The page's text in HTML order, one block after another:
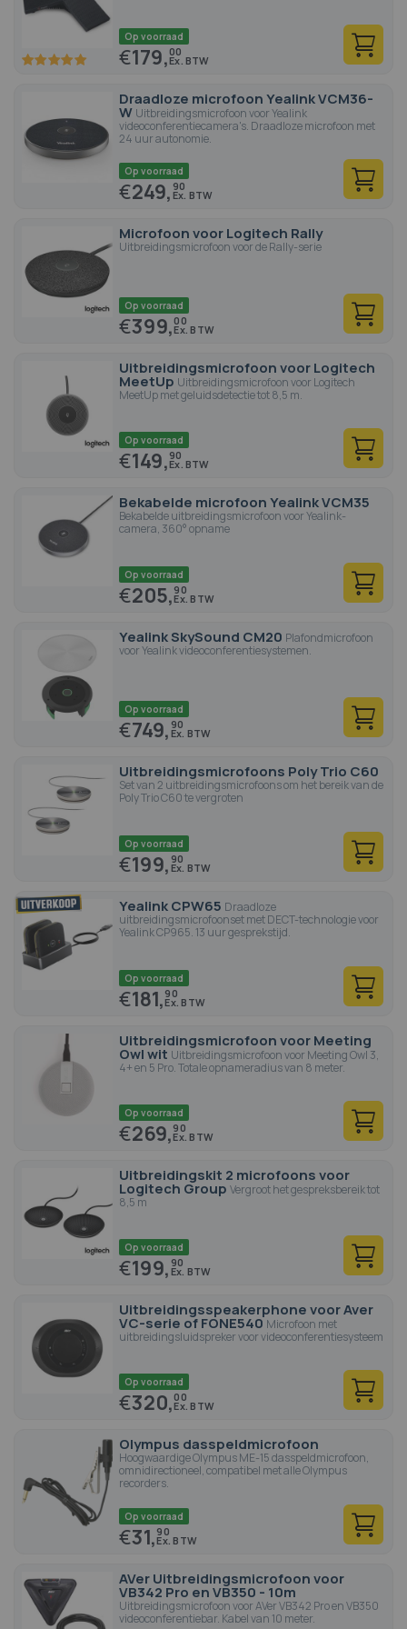
100 100
Op voorraad
€179,00
Draadloze microfoon Yealink VCM36-
W Uitbreidingsmicrofoon voor Yealink
videoconferentiecamera's. Draadloze microfoon met
24 uur autonomie.
Op voorraad
€249, 90
Microfoon voor Logitech Rally
Uitbreidingsmicrofoon voor de Rally-serie
Op voorraad
€399,00
Uitbreidingsmicrofoon voor Logitech
MeetUp Uitbreidingsmicrofoon voor Logitech
MeetUp met geluidsdetectie tot 8,5 m.
Op voorraad
€149,90
Bekabelde microfoon Yealink VCM35
Bekabelde uitbreidingsmicrofoon voor Yealink-
camera, 360° opname
Op voorraad
€205,90
Yealink SkySound CM20 Plafondmicrofoon
voor Yealink videoconferentiesystemen.
Op voorraad
€749, 90
Uitbreidingsmicrofoons Poly Trio C60
Set van 2 uitbreidingsmicrofoons om het bereik van de
Poly Trio C60 te vergroten
Op voorraad
€199, 90
Yealink CPW65 Draadloze
uitbreidingsmicrofoonset met DECT-technologie voor
Yealink CP965. 13 uur gesprekstijd.
Op voorraad
€181,90
Uitbreidingsmicrofoon voor Meeting
Owl wit Uitbreidingsmicrofoon voor Meeting Owl 3,
4+ en 5 Pro. Totale opnameradius van 8 meter.
Op voorraad
€269,90
Uitbreidingskit 2 microfoons voor
Logitech Group Vergroot het gespreksbereik tot
8,5 m
Op voorraad
€199, 90
Uitbreidingsspeakerphone voor Aver
VC-serie of FONE540Microfoon met
uitbreidingsluidspreker voor videoconferentiesysteem
Op voorraad
€320,00
Olympus dasspeldmicrofoon
Hoogwaardige Olympus ME-15 dasspeldmicrofoon,
omnidirectioneel, compatibel met alle Olympus
recorders.
Op voorraad
€31,90
AVer Uitbreidingsmicrofoon voor
VB342 Pro en VB350 - 10m
Uitbreidingsmicrofoon voor AVer VB342 Pro en VB350
videoconferentiebar. Kabel van 10 meter.